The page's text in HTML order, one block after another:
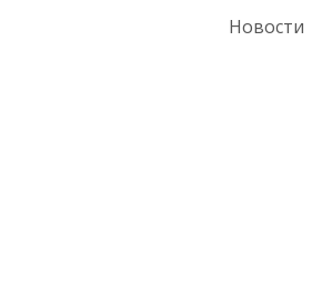
Новости